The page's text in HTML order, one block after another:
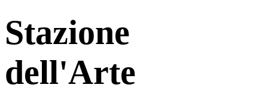
Stazione
dell'Arte